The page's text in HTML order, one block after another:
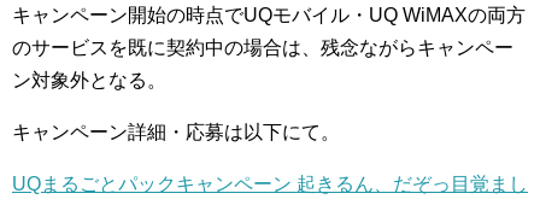
キャンペーン開始の時点でUQモバイル・UQ WiMAXの両方
のサービスを既に契約中の場合は、残念ながらキャンペー
ン対象外となる。
キャンペーン詳細・応募は以下にて。
UQまるごとパックキャンペーン 起きるん、だぞっ目覚まし